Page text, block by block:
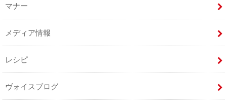
マナー
メディア情報
レシピ
ヴォイスブログ